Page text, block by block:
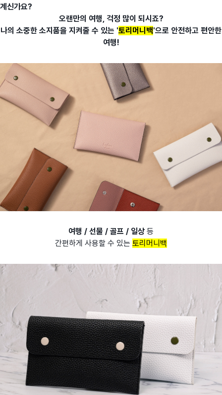
계신가요?
오랜만의 여행, 걱정 많이 되시죠?
나의 소중한 소지품을 지켜줄 수 있는 '토리머니백'으로 안전하고 편안한
여행!
여행 / 선물 / 골프 / 일상 등
간편하게 사용할 수 있는 토리머니백